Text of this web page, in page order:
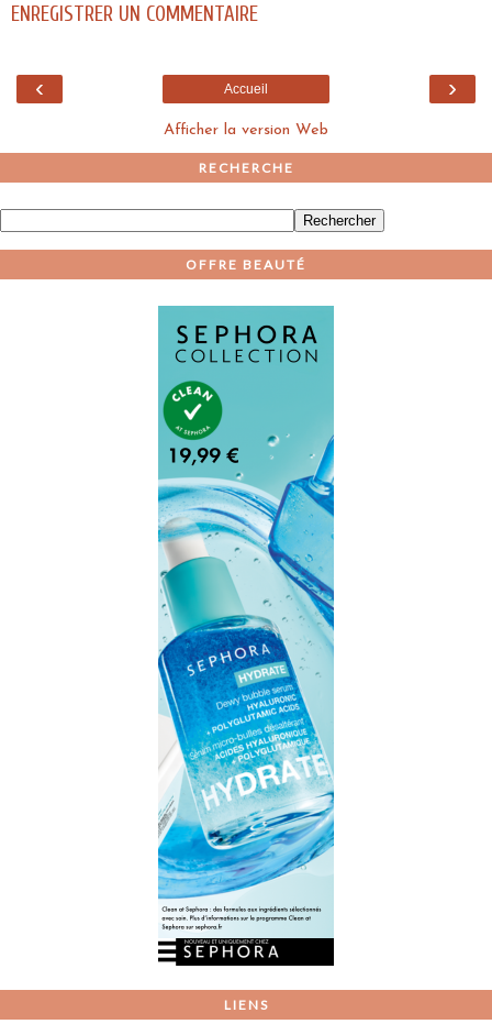
ENREGISTRER UN COMMENTAIRE
‹ ›
Accueil
Afficher la version Web
RECHERCHE
OFFRE BEAUTÉ
LIENS